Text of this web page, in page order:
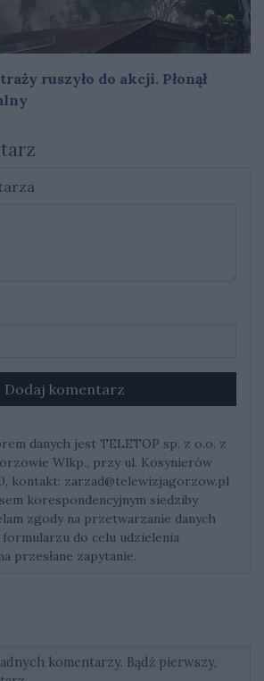
ruszyło do akcji. Płonął
Dodaj komentarz
danych jest TELETOP sp. z o.o. z
Wlkp., przy ul. Kosynierów
kontakt: zarzad@telewizjagorzow.pl
korespondencyjnym siedziby
zgody na przetwarzanie danych
do celu udzielenia
przesłane zapytanie.
komentarzy. Bądź pierwszy,